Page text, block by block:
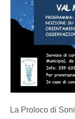
La Proloco di